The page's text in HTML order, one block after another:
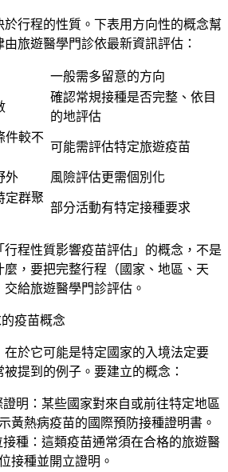
行程的性質。下表用方向性的概念幫
由旅遊醫學門診依最新資訊評估 ：
一般需多留意的方向
確認常規接種是否完整、依目
的地評估
件較不
可能需評估特定旅遊疫苗
外
風險評估更需個別化
定群聚
部分活動有特定接種要求
程性質影響疫苗評估」的概念， 不是
麼，要把完整行程（國家、地區、天
給旅遊醫學門診評估。
疫苗概念
在於它可能是特定國家的入境法定要
被提到的例子。要建立的概念：
明 ：某些國家對來自或前往特定地區
黃熱病疫苗的國際預防接種證明書。
接種 ：這類疫苗通常須在合格的旅遊醫
接種並開立證明。